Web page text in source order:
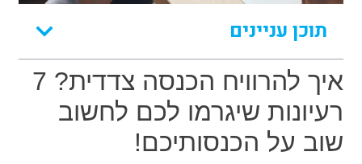
תוכן עניינים
איך להרוויח הכנסה צדדית? 7
רעיונות שיגרמו לכם לחשוב
שוב על הכנסותיכם!